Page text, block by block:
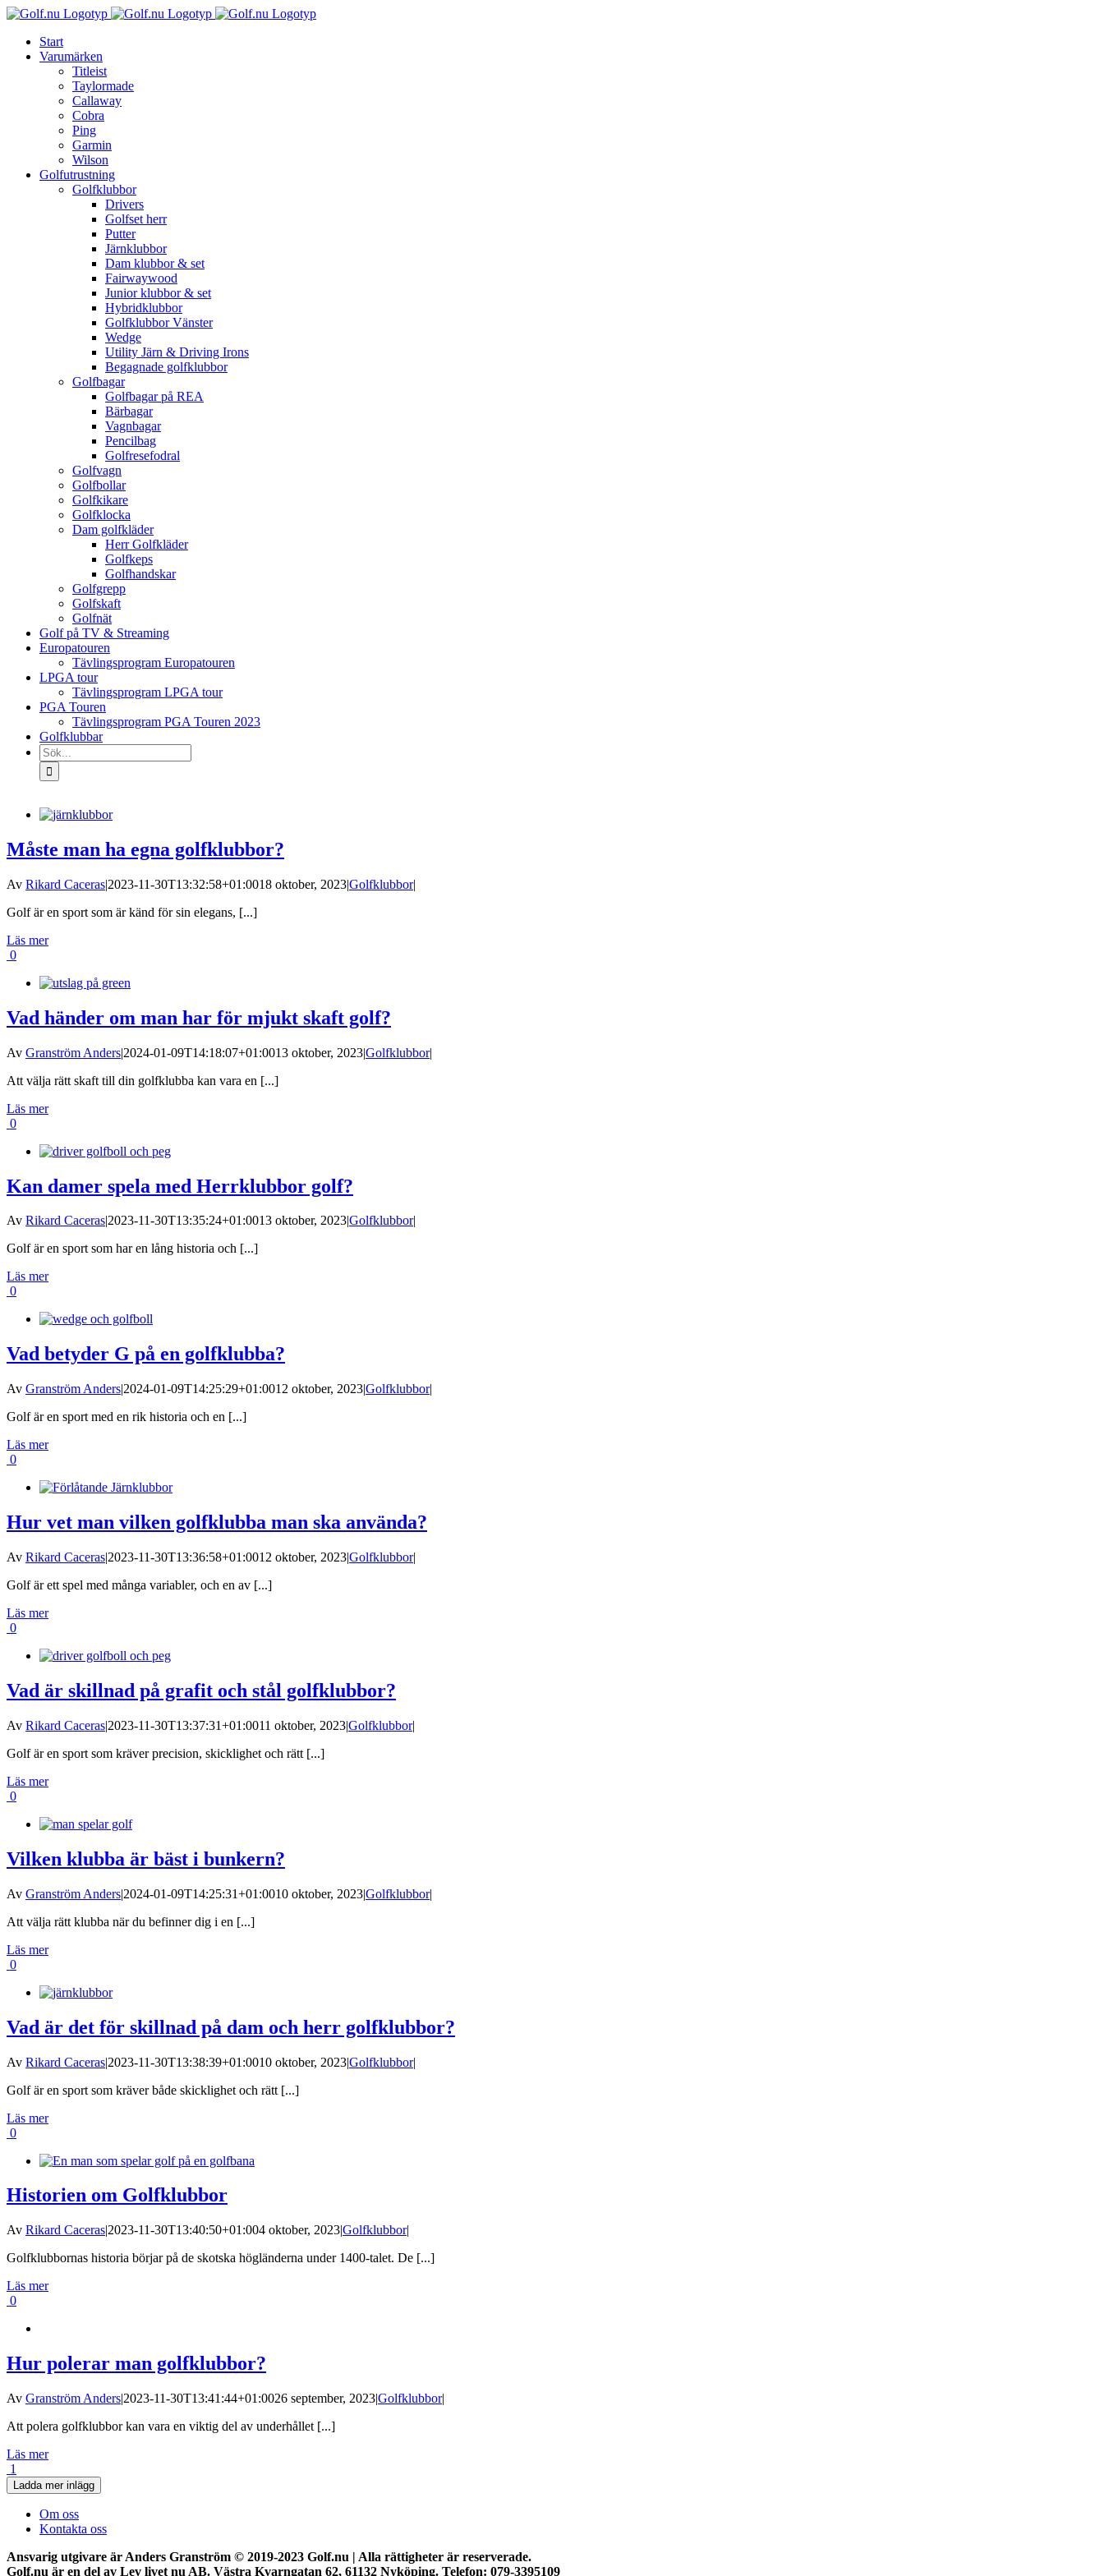
Fortsätt
innehållet
Start
Varumärken
Titleist
Taylormade
Callaway
Cobra
Ping
Garmin
Wilson
Golfutrustning
Golfklubbor
Drivers
Golfset herr
Putter
Järnklubbor
Dam klubbor & set
Fairwaywood
Junior klubbor & set
Hybridklubbor
Golfklubbor Vänster
Wedge
Utility Järn & Driving Irons
Begagnade golfklubbor
Golfbagar
Golfbagar på REA
Bärbagar
Vagnbagar
Pencilbag
Golfresefodral
Golfvagn
Golfbollar
Golfkikare
Golfklocka
Dam golfkläder
Herr Golfkläder
Golfkeps
Golfhandskar
Golfgrepp
Golfskaft
Golfnät
Golf på TV & Streaming
Europatouren
Tävlingsprogram Europatouren
LPGA tour
Tävlingsprogram LPGA tour
PGA Touren
Tävlingsprogram PGA Touren 2023
Golfklubbar
Sök
efter:
Måste man ha egna golfklubbor?
Av Rikard Caceras|2023-11-30T13:32:58+01:0018 oktober, 2023|Golfklubbor|
Golf är en sport som är känd för sin elegans, [...]
Läs mer
0
Vad händer om man har för mjukt skaft golf?
Av Granström Anders|2024-01-09T14:18:07+01:0013 oktober, 2023|Golfklubbor|
Att välja rätt skaft till din golfklubba kan vara en [...]
Läs mer
0
Kan damer spela med Herrklubbor golf?
Av Rikard Caceras|2023-11-30T13:35:24+01:0013 oktober, 2023|Golfklubbor|
Golf är en sport som har en lång historia och [...]
Läs mer
0
Vad betyder G på en golfklubba?
Av Granström Anders|2024-01-09T14:25:29+01:0012 oktober, 2023|Golfklubbor|
Golf är en sport med en rik historia och en [...]
Läs mer
0
Hur vet man vilken golfklubba man ska använda?
Av Rikard Caceras|2023-11-30T13:36:58+01:0012 oktober, 2023|Golfklubbor|
Golf är ett spel med många variabler, och en av [...]
Läs mer
0
Vad är skillnad på grafit och stål golfklubbor?
Av Rikard Caceras|2023-11-30T13:37:31+01:0011 oktober, 2023|Golfklubbor|
Golf är en sport som kräver precision, skicklighet och rätt [...]
Läs mer
0
Vilken klubba är bäst i bunkern?
Av Granström Anders|2024-01-09T14:25:31+01:0010 oktober, 2023|Golfklubbor|
Att välja rätt klubba när du befinner dig i en [...]
Läs mer
0
Vad är det för skillnad på dam och herr golfklubbor?
Av Rikard Caceras|2023-11-30T13:38:39+01:0010 oktober, 2023|Golfklubbor|
Golf är en sport som kräver både skicklighet och rätt [...]
Läs mer
0
Historien om Golfklubbor
Av Rikard Caceras|2023-11-30T13:40:50+01:004 oktober, 2023|Golfklubbor|
Golfklubbornas historia börjar på de skotska högländerna under 1400-talet. De [...]
Läs mer
0
Hur polerar man golfklubbor?
Av Granström Anders|2023-11-30T13:41:44+01:0026 september, 2023|Golfklubbor|
Att polera golfklubbor kan vara en viktig del av underhållet [...]
Läs mer
1
Ladda mer inlägg
Om oss
Kontakta oss
Ansvarig utgivare är Anders Granström © 2019-2023 Golf.nu | Alla rättigheter är reserverade.
Golf.nu är en del av Lev livet nu AB. Västra Kvarngatan 62, 61132 Nyköping. Telefon: 079-3395109